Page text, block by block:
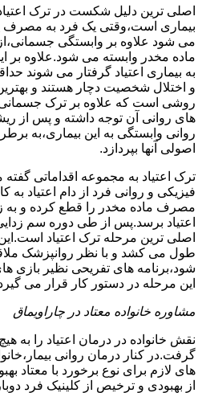
اصلی ترین دلیل شکست در ترک اعتیاد
بیماری است،وقتی یک فرد به مصرف
می شود علاوه بر وابستگی
ماده مخدر وابسته می شود.علاوه بر
به بیماری اعتیاد گرفتار می شوند
و اختلال شخصیت دچار هستند و
روشی است که علاوه بر ترک جسمانی
های روانی آن توجه داشته و پس از
روانی وابستگی به این بیماری،به
اصولی آنها بپردازد.
ترک اعتیاد به مجموعه اقداماتی
فیزیکی و روانی فرد از دام اعتیاد به
مصرف ماده مخدر را قطع کرده و به
اعتیاد برسد.پس از طی دوره سم زدایی
اصلی ترین مرحله ترک اعتیاد
طول می کشد و با نظر روانپزشک
شود،برنامه های تفریحی نظیر بازی
این مرحله در دستور کار قرار می
مشاوره خانواده معتاد در چاراویماق
نقش خانواده در درمان اعتیاد را به
گرفت.در کنار درمان روانی
های لازم برای نوع برخورد با معتاد
از بهبودی و ترخیص از کلینیک فرد